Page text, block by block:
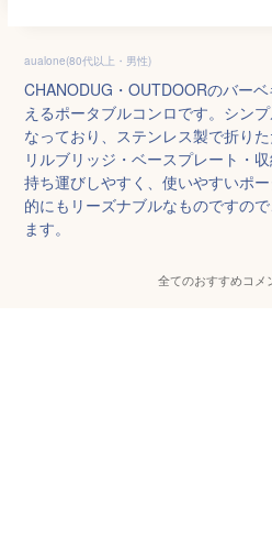
aualone(80代以上・男性)
CHANODUG・OUTDOORのバー
えるポータブルコンロです。シン
なっており、ステンレス製で折り
リルブリッジ・ベースプレート・
持ち運びしやすく、使いやすいポ
的にもリーズナブルなものですの
ます。
全てのおすすめコメ